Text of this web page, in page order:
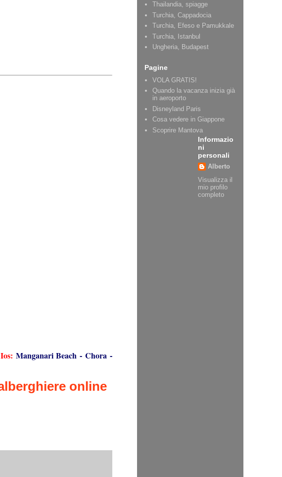
Ios: Manganari Beach - Chora -
Thailandia, spiagge
Turchia, Cappadocia
Turchia, Efeso e Pamukkale
Turchia, Istanbul
Ungheria, Budapest
Pagine
VOLA GRATIS!
Quando la vacanza inizia già
in aeroporto
Disneyland Paris
Cosa vedere in Giappone
Scoprire Mantova
Informazio
ni
personali
Alberto
Visualizza il
mio profilo
completo